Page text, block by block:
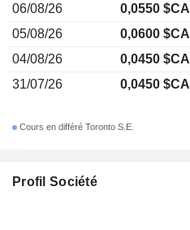
Profil Société
06/08/26
0,0550 $CA
05/08/26
0,0600 $CA
04/08/26
0,0450 $CA
31/07/26
0,0450 $CA
Cours en différé Toronto S.E.